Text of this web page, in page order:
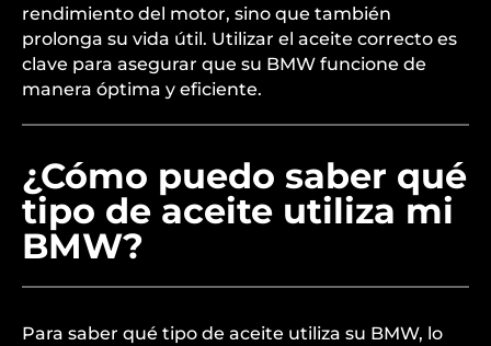
rendimiento del motor, sino que también
prolonga su vida útil. Utilizar el aceite correcto es
clave para asegurar que su BMW funcione de
manera óptima y eficiente.
¿Cómo puedo saber qué
tipo de aceite utiliza mi
BMW?
Para saber qué tipo de aceite utiliza su BMW, lo